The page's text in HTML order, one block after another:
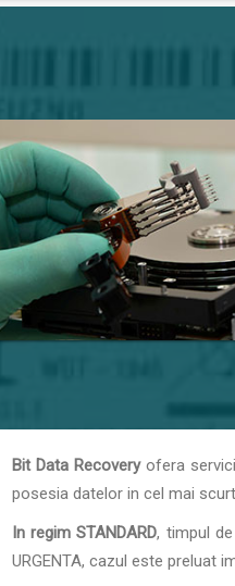
Bit Data Recoveryofera
posesia datelor in cel mai
In regim STANDARD, timpul
URGENTA, cazul este preluat